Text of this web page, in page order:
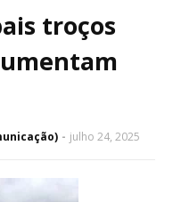
troços
julho 24, 2025